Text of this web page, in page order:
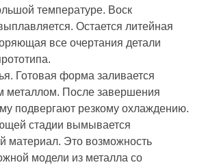
температуре. Воск
Остается литейная
все очертания детали
Готовая форма заливается
металлом. После завершения
подвергают резкому охлаждению.
стадии вымывается
материал. Это возможность
модели из металла со